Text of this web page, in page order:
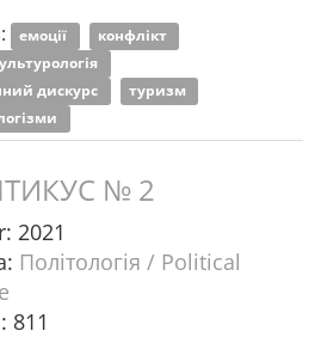
емоції
конфлікт
дискурс
туризм
№ 2
2021
Політологія / Political
811